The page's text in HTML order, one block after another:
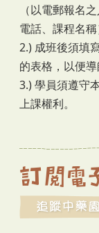
（以電郵報名
電話、課程名稱
2.) 成班後須填
的表格，以便導
3.) 學員須遵守
上課權利。